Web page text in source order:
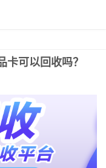
可以回收吗？